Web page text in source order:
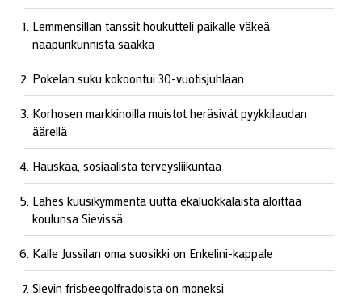
Lemmensillan tanssit houkutteli paikalle väkeä
naapurikunnista saakka
Pokelan suku kokoontui 30-vuotisjuhlaan
Korhosen markkinoilla muistot heräsivät pyykkilaudan
äärellä
Hauskaa, sosiaalista terveysliikuntaa
Lähes kuusikymmentä uutta ekaluokkalaista aloittaa
koulunsa Sievissä
Kalle Jussilan oma suosikki on Enkelini-kappale
Sievin frisbeegolfradoista on moneksi